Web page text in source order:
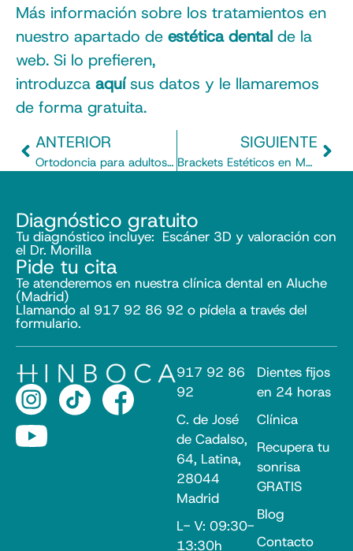
Más información sobre los tratamientos en
nuestro apartado de estética dental de la
web. Si lo prefieren,
introduzca aquísus datos y le llamaremos
de forma gratuita.
ANTERIOR
Ortodoncia para adultos en Madrid
SIGUIENTE
Brackets Estéticos en Madrid
Diagnóstico gratuito
Tu diagnóstico incluye: Escáner 3D y valoración con
el Dr. Morilla
Pide tu cita
Te atenderemos en nuestra clínica dental en Aluche
(Madrid)
Llamando al 917 92 86 92 o pídela a través del
formulario.
917 92 86
92
C. de José
de Cadalso,
64, Latina,
28044
Madrid
L- V: 09:30-
13:30h
Dientes fijos
en 24 horas
Clínica
Recupera tu
sonrisa
GRATIS
Blog
Contacto